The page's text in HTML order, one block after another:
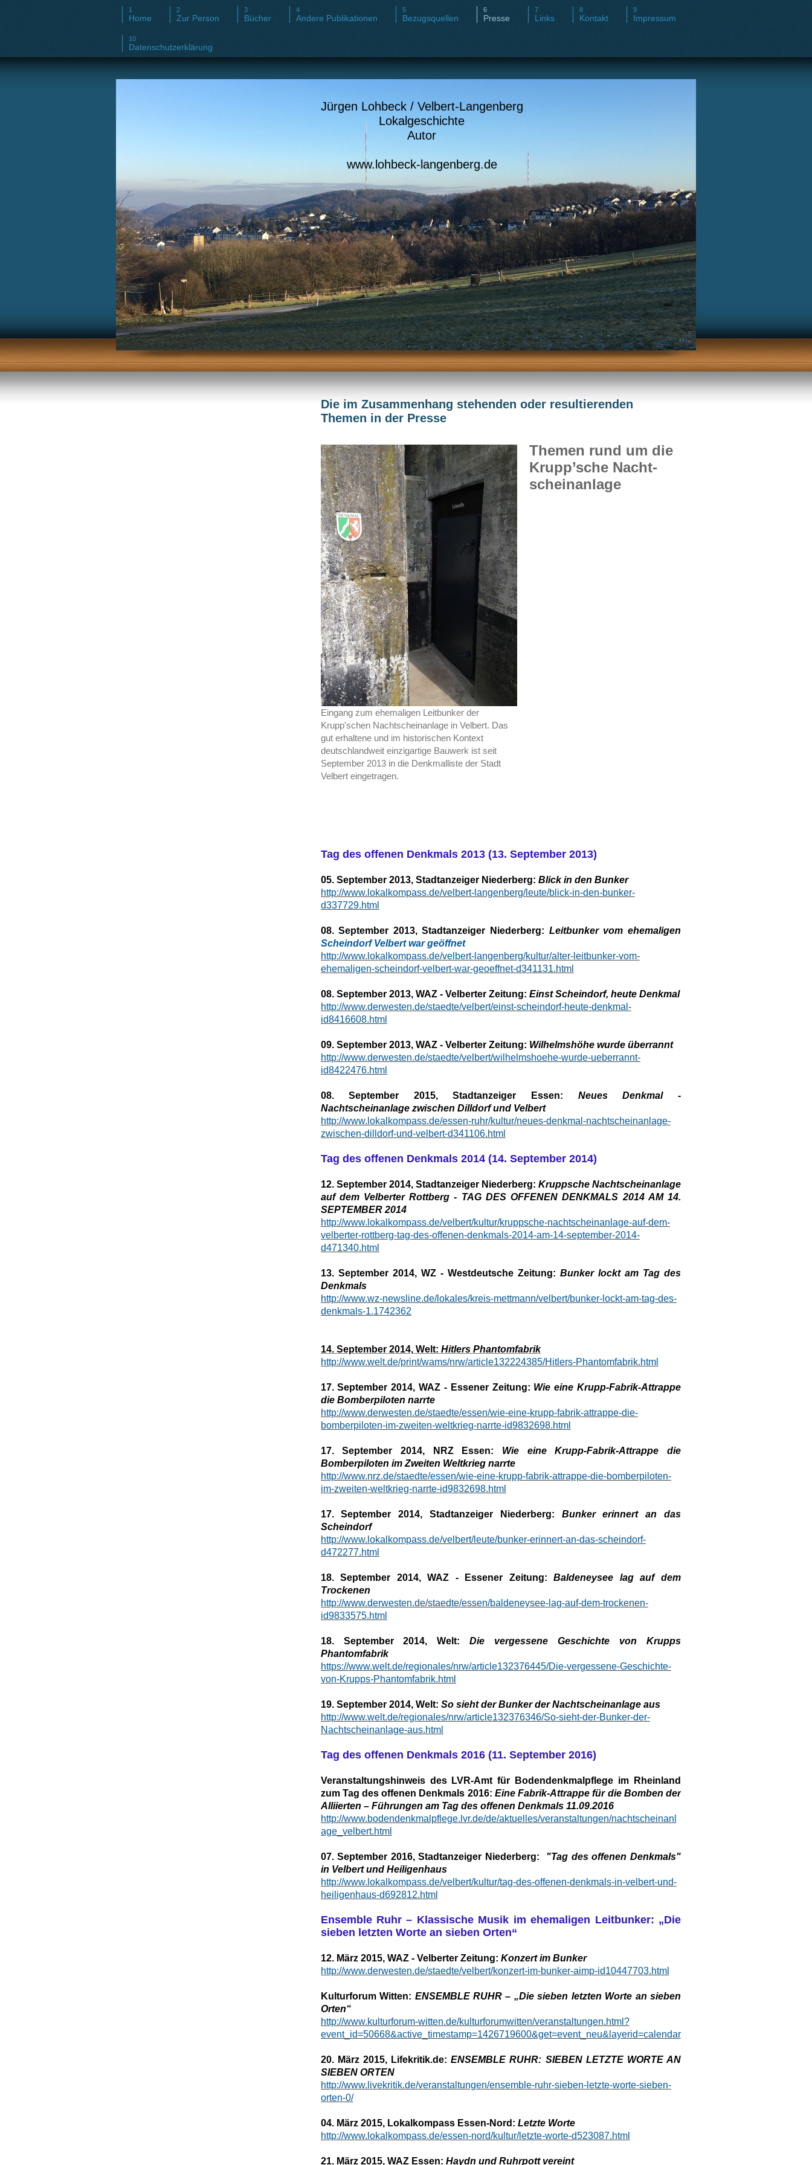
Home Zur Person Bücher Andere Publikationen Bezugsquellen Presse Links Kontakt Impressum
Datenschutzerklärung
Jürgen Lohbeck / Velbert-Langenberg
Lokalgeschichte
Autor
www.lohbeck-langenberg.de
Die im Zusammenhang stehenden oder resultierenden
Themen in der Presse
Eingang zum ehemaligen Leitbunker der
Krupp'schen Nachtscheinanlage in Velbert. Das
gut erhaltene und im historischen Kontext
deutschlandweit einzigartige Bauwerk ist seit
September 2013 in die Denkmalliste der Stadt
Velbert eingetragen.
Themen rund um die
Krupp’sche Nacht-
scheinanlage
Tag des offenen Denkmals 2013 (13. September 2013)
05. September 2013, Stadtanzeiger Niederberg: Blick in den Bunker
http://www.lokalkompass.de/velbert-langenberg/leute/blick-in-den-bunker-
d337729.html
08. September 2013, Stadtanzeiger Niederberg: Leitbunker vom ehemaligen
Scheindorf Velbert war geöffnet
http://www.lokalkompass.de/velbert-langenberg/kultur/alter-leitbunker-vom-
ehemaligen-scheindorf-velbert-war-geoeffnet-d341131.html
08. September 2013, WAZ - Velberter Zeitung: Einst Scheindorf, heute Denkmal
http://www.derwesten.de/staedte/velbert/einst-scheindorf-heute-denkmal-
id8416608.html
09. September 2013, WAZ - Velberter Zeitung: Wilhelmshöhe wurde überrannt
http://www.derwesten.de/staedte/velbert/wilhelmshoehe-wurde-ueberrannt-
id8422476.html
08. September 2015, Stadtanzeiger Essen: Neues Denkmal -
Nachtscheinanlage zwischen Dilldorf und Velbert
http://www.lokalkompass.de/essen-ruhr/kultur/neues-denkmal-nachtscheinanlage-
zwischen-dilldorf-und-velbert-d341106.html
Tag des offenen Denkmals 2014 (14. September 2014)
12. September 2014, Stadtanzeiger Niederberg: Kruppsche Nachtscheinanlage
auf dem Velberter Rottberg - TAG DES OFFENEN DENKMALS 2014 AM 14.
SEPTEMBER 2014
http://www.lokalkompass.de/velbert/kultur/kruppsche-nachtscheinanlage-auf-dem-
velberter-rottberg-tag-des-offenen-denkmals-2014-am-14-september-2014-
d471340.html
13. September 2014, WZ - Westdeutsche Zeitung: Bunker lockt am Tag des
Denkmals
http://www.wz-newsline.de/lokales/kreis-mettmann/velbert/bunker-lockt-am-tag-des-
denkmals-1.1742362
14. September 2014, Welt: Hitlers Phantomfabrik
http://www.welt.de/print/wams/nrw/article132224385/Hitlers-Phantomfabrik.html
17. September 2014, WAZ - Essener Zeitung: Wie eine Krupp-Fabrik-Attrappe
die Bomberpiloten narrte
http://www.derwesten.de/staedte/essen/wie-eine-krupp-fabrik-attrappe-die-
bomberpiloten-im-zweiten-weltkrieg-narrte-id9832698.html
17. September 2014, NRZ Essen: Wie eine Krupp-Fabrik-Attrappe die
Bomberpiloten im Zweiten Weltkrieg narrte
http://www.nrz.de/staedte/essen/wie-eine-krupp-fabrik-attrappe-die-bomberpiloten-
im-zweiten-weltkrieg-narrte-id9832698.html
17. September 2014, Stadtanzeiger Niederberg:
Bunker erinnert an das
Scheindorf
http://www.lokalkompass.de/velbert/leute/bunker-erinnert-an-das-scheindorf-
d472277.html
18. September 2014, WAZ - Essener Zeitung:
Baldeneysee lag auf dem
Trockenen
http://www.derwesten.de/staedte/essen/baldeneysee-lag-auf-dem-trockenen-
id9833575.html
18. September 2014, Welt:
Die vergessene Geschichte von Krupps
Phantomfabrik
https://www.welt.de/regionales/nrw/article132376445/Die-vergessene-Geschichte-
von-Krupps-Phantomfabrik.html
19. September 2014, Welt: So sieht der Bunker der Nachtscheinanlage aus
http://www.welt.de/regionales/nrw/article132376346/So-sieht-der-Bunker-der-
Nachtscheinanlage-aus.html
Tag des offenen Denkmals 2016 (11. September 2016)
Veranstaltungshinweis des LVR-Amt für Bodendenkmalpflege im Rheinland
zum Tag des offenen Denkmals 2016: Eine Fabrik-Attrappe für die Bomben der
Alliierten – Führungen am Tag des offenen Denkmals 11.09.2016
http://www.bodendenkmalpflege.lvr.de/de/aktuelles/veranstaltungen/nachtscheinanl
age_velbert.html
07. September 2016, Stadtanzeiger Niederberg:
"Tag des offenen Denkmals"
in Velbert und Heiligenhaus
http://www.lokalkompass.de/velbert/kultur/tag-des-offenen-denkmals-in-velbert-und-
heiligenhaus-d692812.html
Ensemble Ruhr – Klassische Musik im ehemaligen Leitbunker: „Die
sieben letzten Worte an sieben Orten“
12. März 2015, WAZ - Velberter Zeitung: Konzert im Bunker
http://www.derwesten.de/staedte/velbert/konzert-im-bunker-aimp-id10447703.html
Kulturforum Witten: ENSEMBLE RUHR – „Die sieben letzten Worte an sieben
Orten“
http://www.kulturforum-witten.de/kulturforumwitten/veranstaltungen.html?
event_id=50668&active_timestamp=1426719600&get=event_neu&layerid=calendar
20. März 2015, Lifekritik.de:ENSEMBLE RUHR: SIEBEN LETZTE WORTE AN
SIEBEN ORTEN
http://www.livekritik.de/veranstaltungen/ensemble-ruhr-sieben-letzte-worte-sieben-
orten-0/
04. März 2015, Lokalkompass Essen-Nord: Letzte Worte
http://www.lokalkompass.de/essen-nord/kultur/letzte-worte-d523087.html
21. März 2015, WAZ Essen: Haydn und Ruhrpott vereint